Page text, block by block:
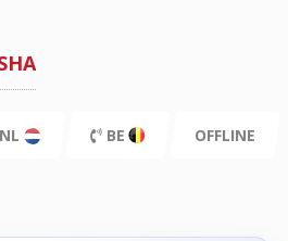
NL BE OFFLINE